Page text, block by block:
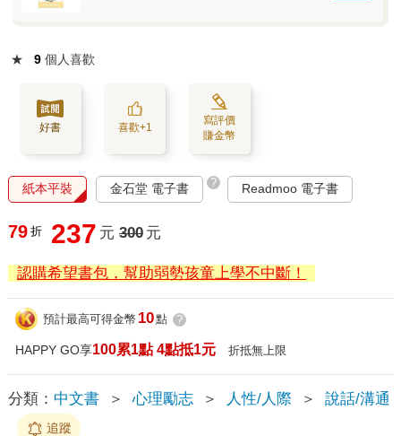
★ 9 個人喜歡
好書 喜歡+1
寫評價
賺金幣
紙本平裝 金石堂 電子書 ? Readmoo 電子書
79 折 237 元 300 元
認購希望書包，幫助弱勢孩童上學不中斷！
預計最高可得金幣 10點 ?
HAPPY GO享100累1點 4點抵1元 折抵無上限
分類： 中文書 ＞ 心理勵志 ＞ 人性/人際 ＞ 說話/溝通
追蹤